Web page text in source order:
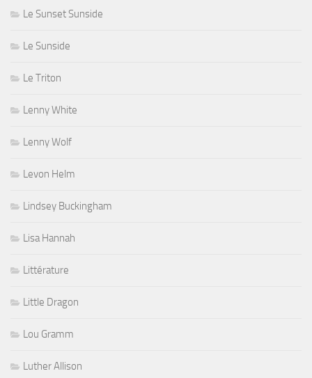
Le Sunset Sunside
Le Sunside
Le Triton
Lenny White
Lenny Wolf
Levon Helm
Lindsey Buckingham
Lisa Hannah
Littérature
Little Dragon
Lou Gramm
Luther Allison